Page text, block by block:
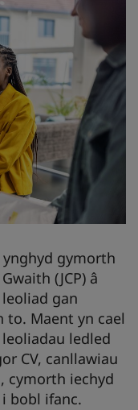
gymorth
(JCP) â
gan
Maent yn cael
ledled
CV, canllawiau
cymorth iechyd
bobl ifanc.